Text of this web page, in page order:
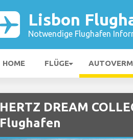
Lisbon
Notwendige Flughafen
HOME FLÜGE
HERTZ DREAM
Flughafen